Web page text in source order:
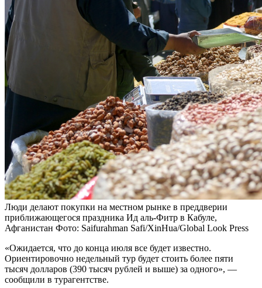
Люди делают покупки на местном рынке в преддверии
приближающегося праздника Ид аль-Фитр в Кабуле,
Афганистан Фото: Saifurahman Safi/XinHua/Global Look Press
«Ожидается, что до конца июля все будет известно.
Ориентировочно недельный тур будет стоить более пяти
тысяч долларов (390 тысяч рублей и выше) за одного», —
сообщили в турагентстве.